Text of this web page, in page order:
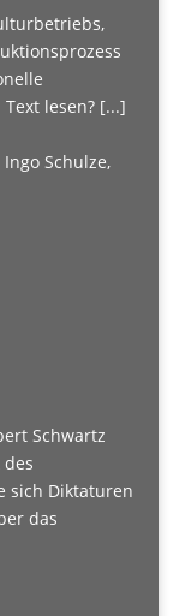
lesen? [...]
Ingo Schulze,
Schwartz
sich Diktaturen
das